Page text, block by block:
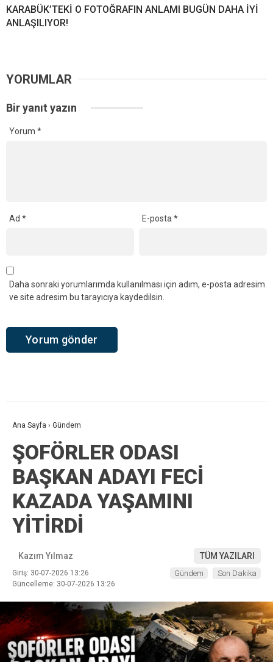
KARABÜK’TEKİ O FOTOĞRAFIN ANLAMI BUGÜN DAHA İYİ
ANLAŞILIYOR!
YORUMLAR
Bir yanıt yazın
Yorum *
Ad * E-posta*
Daha sonraki yorumlarımda kullanılması için adım, e-posta adresim
ve site adresim bu tarayıcıya kaydedilsin.
Ana Sayfa › Gündem
ŞOFÖRLER ODASI
BAŞKAN ADAYI FECİ
KAZADA YAŞAMINI
YİTİRDİ
Kazım Yılmaz TÜM YAZILARI
Giriş: 30-07-2026 13:26
Güncelleme: 30-07-2026 13:26
Gündem Son Dakika